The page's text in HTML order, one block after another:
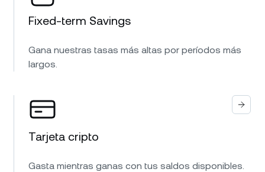
Fixed-term Savings
Gana nuestras tasas más altas por períodos más
largos.
Tarjeta cripto
Gasta mientras ganas con tus saldos disponibles.